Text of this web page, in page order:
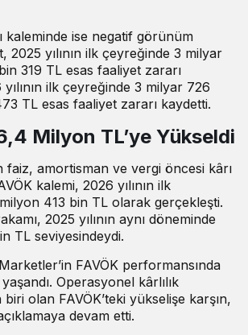
kaleminde ise negatif görünüm
2025 yılının ilk çeyreğinde 3 milyar
319 TL esas faaliyet zararı
ilk çeyreğinde 3 milyar 726
TL esas faaliyet zararı kaydetti.
Milyon TL’ye Yükseldi
faiz, amortisman ve vergi öncesi kârı
kalemi, 2026 yılının ilk
413 bin TL olarak gerçekleşti.
2025 yılının aynı döneminde
TL seviyesindeydi.
FAVÖK performansında
Operasyonel kârlılık
olan FAVÖK’teki yükselişe karşın,
devam etti.